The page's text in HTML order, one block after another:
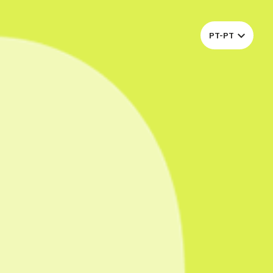
PARTICIPAR
PT-PT